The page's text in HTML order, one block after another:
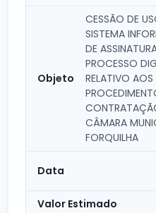
CESSÃO DE
SISTEMA
DE
PROCESSO
RELATIVO AOS
CÂMARA
FORQUILHA